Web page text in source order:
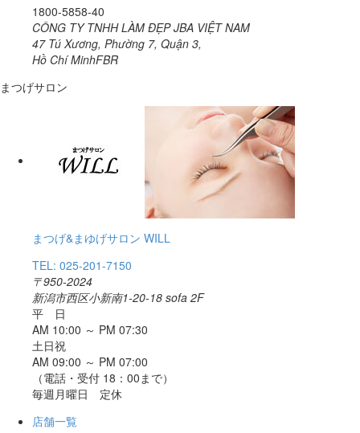
1800-5858-40
CÔNG TY TNHH LÀM ĐẸP JBA VIỆT NAM
47 Tú Xương, Phường 7, Quận 3,
Hồ Chí MinhFBR
まつげサロン
まつげ&まゆげサロン WILL
TEL: 025-201-7150
〒950-2024
新潟市西区小新南1-20-18 sofa 2F
平 日
AM 10:00 ～ PM 07:30
土日祝
AM 09:00 ～ PM 07:00
（電話・受付 18：00まで）
毎週月曜日 定休
店舗一覧